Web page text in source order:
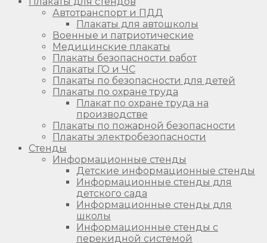
Автотранспорт и ПДД
Плакаты для автошколы
Военные и патриотические
Медицинские плакаты
Плакаты безопасности работ
Плакаты ГО и ЧС
Плакаты по безопасности для детей
Плакаты по охране труда
Плакат по охране труда на
производстве
Плакаты по пожарной безопасности
Плакаты электробезопасности
Стенды
Информационные стенды
Детские информационные стенды
Информационные стенды для
детского сада
Информационные стенды для
школы
Информационные стенды с
перекидной системой